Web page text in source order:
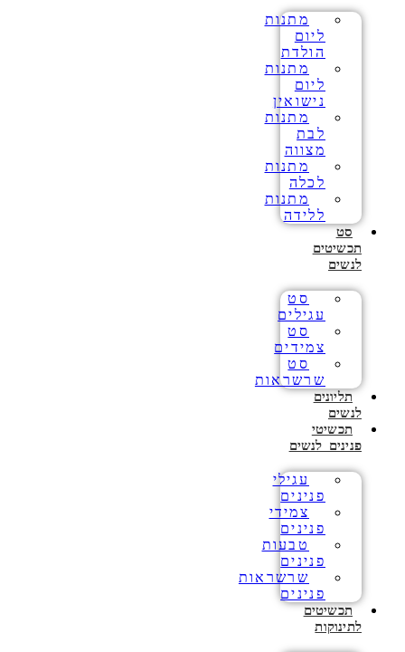
מתנות
ליום
הולדת
מתנות
ליום
נישואין
מתנות
לבת
מצווה
מתנות
לכלה
מתנות
ללידה
סט
תכשיטים
לנשים
סט
עגילים
סט
צמידים
סט
שרשראות
תליונים
לנשים
תכשיטי
פנינים לנשים
עגילי
פנינים
צמידי
פנינים
טבעות
פנינים
שרשראות
פנינים
תכשיטים
לתינוקות